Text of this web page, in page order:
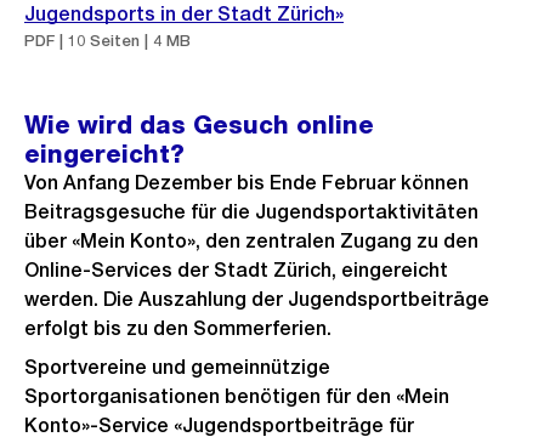
Jugendsports in der Stadt Zürich»
PDF | 10 Seiten | 4 MB
Wie wird das Gesuch online
eingereicht?
Von Anfang Dezember bis Ende Februar können
Beitragsgesuche für die Jugendsportaktivitäten
über «Mein Konto», den zentralen Zugang zu den
Online-Services der Stadt Zürich, eingereicht
werden. Die Auszahlung der Jugendsportbeiträge
erfolgt bis zu den Sommerferien.
Sportvereine und gemeinnützige
Sportorganisationen benötigen für den «Mein
Konto»-Service «Jugendsportbeiträge für